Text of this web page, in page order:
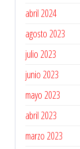
abril 2024
agosto 2023
julio 2023
junio 2023
mayo 2023
abril 2023
marzo 2023